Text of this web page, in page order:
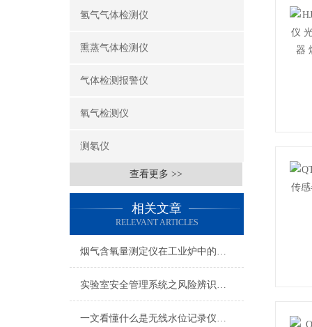
氢气气体检测仪
熏蒸气体检测仪
气体检测报警仪
氧气检测仪
测氡仪
查看更多 >>
相关文章
RELEVANT ARTICLES
烟气含氧量测定仪在工业炉中的应用
实验室安全管理系统之风险辨识管控功能介绍
一文看懂什么是无线水位记录仪，赶快收藏